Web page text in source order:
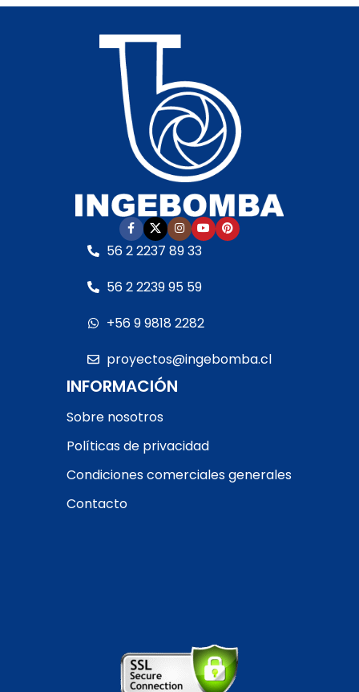
56 2 2237 89 33
56 2 2239 95 59
+56 9 9818 2282
proyectos@ingebomba.cl
INFORMACIÓN
Sobre nosotros
Políticas de privacidad
Condiciones comerciales generales
Contacto